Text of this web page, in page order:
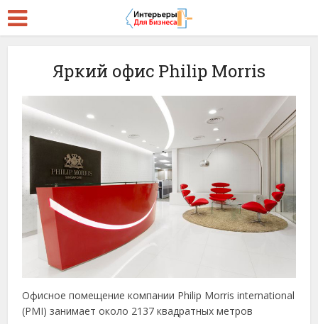
Яркий офис Philip Morris
Офисное помещение компании Philip Morris international
(PMI) занимает около 2137 квадратных метров